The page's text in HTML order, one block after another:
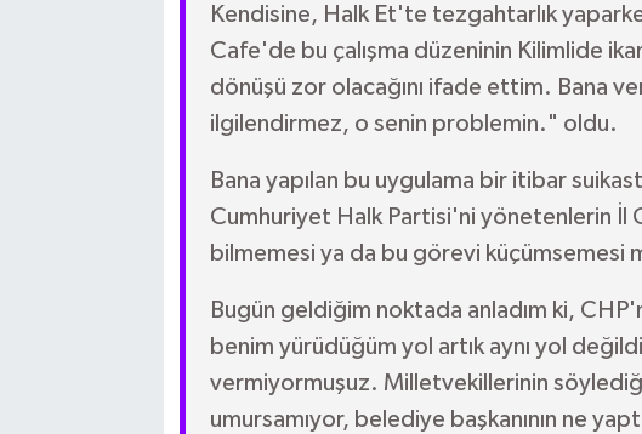
Kendisine, Halk Et'te tezgahtarlık
Cafe'de bu çalışma düzeninin Kilimlide
dönüşü zor olacağını ifade ettim. Bana
ilgilendirmez, o senin problemin." oldu.
Bana yapılan bu uygulama bir itibar
Cumhuriyet Halk Partisi'ni yönetenlerin İl
bilmemesi ya da bu görevi küçümsemesi
Bugün geldiğim noktada anladım ki,
benim yürüdüğüm yol artık aynı yol
vermiyormuşuz. Milletvekillerinin
umursamıyor, belediye başkanının ne